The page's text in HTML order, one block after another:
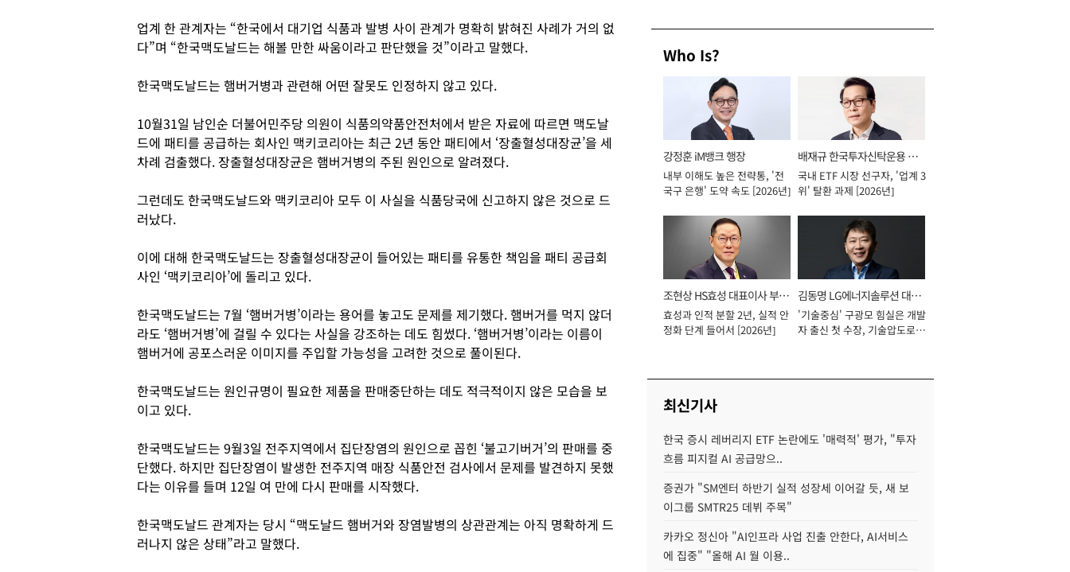
업계 한 관계자는 “한국에서 대기업 식품과 발병 사이 관계가 명확히 밝혀진 사례가 거의 없
다”며 “한국맥도날드는 해볼 만한 싸움이라고 판단했을 것”이라고 말했다.
한국맥도날드는 햄버거병과 관련해 어떤 잘못도 인정하지 않고 있다.
10월31일 남인순 더불어민주당 의원이 식품의약품안전처에서 받은 자료에 따르면 맥도날
드에 패티를 공급하는 회사인 맥키코리아는 최근 2년 동안 패티에서 ‘장출혈성대장균’을 세
차례 검출했다. 장출혈성대장균은 햄버거병의 주된 원인으로 알려졌다.
그런데도 한국맥도날드와 맥키코리아 모두 이 사실을 식품당국에 신고하지 않은 것으로 드
러났다.
이에 대해 한국맥도날드는 장출혈성대장균이 들어있는 패티를 유통한 책임을 패티 공급회
사인 ‘맥키코리아’에 돌리고 있다.
한국맥도날드는 7월 ‘햄버거병’이라는 용어를 놓고도 문제를 제기했다. 햄버거를 먹지 않더
라도 ‘햄버거병’에 걸릴 수 있다는 사실을 강조하는 데도 힘썼다. ‘햄버거병’이라는 이름이
햄버거에 공포스러운 이미지를 주입할 가능성을 고려한 것으로 풀이된다.
한국맥도날드는 원인규명이 필요한 제품을 판매중단하는 데도 적극적이지 않은 모습을 보
이고 있다.
한국맥도날드는 9월3일 전주지역에서 집단장염의 원인으로 꼽힌 ‘불고기버거’의 판매를 중
단했다. 하지만 집단장염이 발생한 전주지역 매장 식품안전 검사에서 문제를 발견하지 못했
다는 이유를 들며 12일 여 만에 다시 판매를 시작했다.
한국맥도날드 관계자는 당시 “맥도날드 햄버거와 장염발병의 상관관계는 아직 명확하게 드
러나지 않은 상태”라고 말했다.
Who Is?
강정훈 iM뱅크 행장
내부 이해도 높은 전략통, '전
국구 은행' 도약 속도 [2026년]
배재규 한국투자신탁운용 대
표이사 사장
국내 ETF 시장 선구자, '업계 3
위' 탈환 과제 [2026년]
조현상 HS효성 대표이사 부회
장
효성과 인적 분할 2년, 실적 안
정화 단계 들어서 [2026년]
김동명 LG에너지솔루션 대표
이사 사장
'기술중심' 구광모 힘실은 개발
자 출신 첫 수장, 기술압도로
최신기사
한국 증시 레버리지 ETF 논란에도 '매력적' 평가, "투자
흐름 피지컬 AI 공급망으..
증권가 "SM엔터 하반기 실적 성장세 이어갈 듯, 새 보
이그룹 SMTR25 데뷔 주목"
카카오 정신아 "AI인프라 사업 진출 안한다, AI서비스
에 집중" "올해 AI 월 이용..